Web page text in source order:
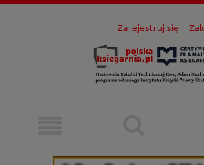
Zarejestruj się